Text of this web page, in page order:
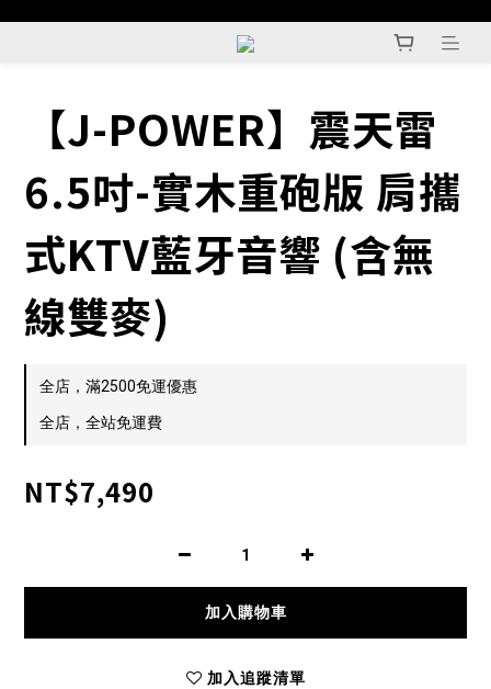
【J-POWER】震天雷
6.5吋-實木重砲版 肩攜
式KTV藍牙音響 (含無
線雙麥)
全店，滿2500免運優惠
全店，全站免運費
NT$7,490
加入購物車
加入追蹤清單